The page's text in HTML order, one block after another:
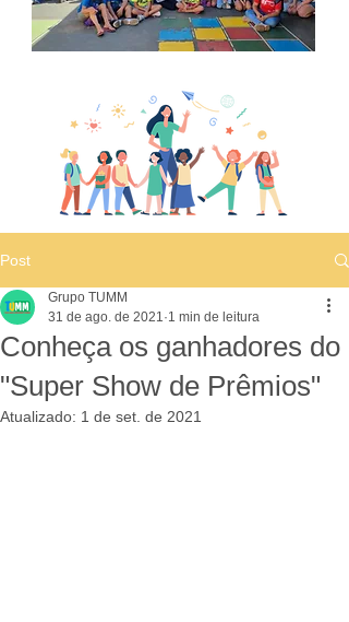
Post
Conheça os ganhadores do
"Super Show de Prêmios"
Grupo TUMM
31 de ago. de 2021 1 min de leitura
Atualizado: 1 de set. de 2021